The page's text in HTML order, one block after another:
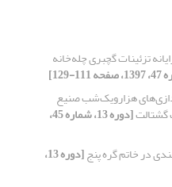
تزئینات گچبری چله‌خانه
هزارویک‌شب صنیع
گشتالت [دوره 13، شماره 45،
در خاتم گره پنج [دوره 13،